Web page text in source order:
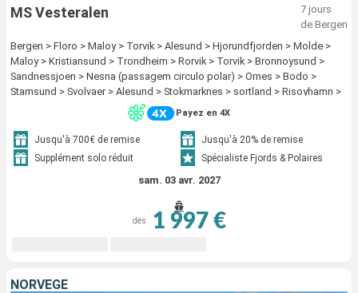
MS Vesteralen
7 jours
de Bergen
Bergen > Floro > Maloy > Torvik > Alesund > Hjorundfjorden > Molde >
Maloy > Kristiansund > Trondheim > Rorvik > Torvik > Bronnoysund >
Sandnessjoen > Nesna (passagem circulo polar) > Ornes > Bodo >
Stamsund > Svolvaer > Alesund > Stokmarknes > sortland > Risoyhamn >
Harstad > Finnsnes > Tromso > Skjervoy > Hjorundfjorden > Oksfjord >
Hammerfest > Havoysund > Honningsvag > Kjollefjord > Mehamn >
Berlevag > Alesund > Batsfjord > Vardo > Vadso > Kirkenes > Molde >
Kristiansund > Trondheim > Rorvik > Bronnoysund > Sandnessjoen >
Nesna (passagem circulo polar) > Ornes > Bodo > Stamsund > Svolvaer >
Stokmarknes > sortland > Risoyhamn > Harstad > Finnsnes > Tromso >
Skjervoy > Oksfjord > Hammerfest > Havoysund > Honningsvag >
Kjollefjord > Mehamn > Berlevag > Batsfjord > Vardo > Vadso > Kirkenes
Payez en 4X
Jusqu'à 700€ de remise
Jusqu'à 20% de remise
Supplément solo réduit
Spécialiste Fjords & Polaires
sam. 03 avr. 2027
dès 1 997 €
NORVÈGE